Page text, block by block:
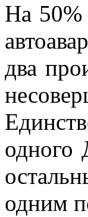
На 50%
два
одного
одним